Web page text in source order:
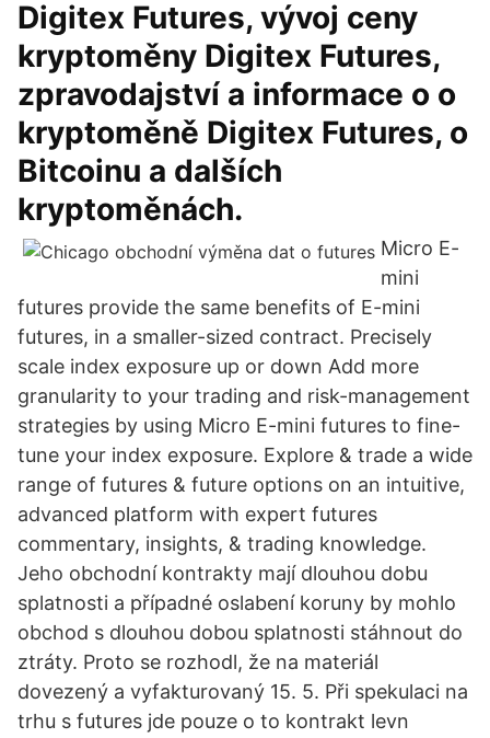
Digitex Futures, vývoj ceny
kryptoměny Digitex Futures,
zpravodajství a informace o o
kryptoměně Digitex Futures, o
Bitcoinu a dalších
kryptoměnách.
Micro E-
mini
futures provide the same benefits of E-mini
futures, in a smaller-sized contract. Precisely
scale index exposure up or down Add more
granularity to your trading and risk-management
strategies by using Micro E-mini futures to fine-
tune your index exposure. Explore & trade a wide
range of futures & future options on an intuitive,
advanced platform with expert futures
commentary, insights, & trading knowledge.
Jeho obchodní kontrakty mají dlouhou dobu
splatnosti a případné oslabení koruny by mohlo
obchod s dlouhou dobou splatnosti stáhnout do
ztráty. Proto se rozhodl, že na materiál
dovezený a vyfakturovaný 15. 5. Při spekulaci na
trhu s futures jde pouze o to kontrakt levn